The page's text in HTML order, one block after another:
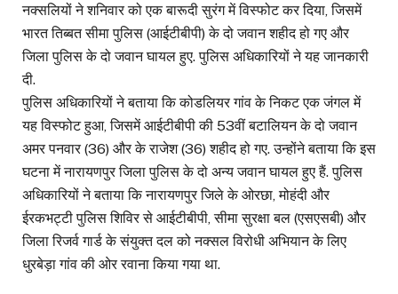
नक्सलियों ने शनिवार को एक बारूदी सुरंग में विस्फोट कर दिया, जिसमें
भारत तिब्बत सीमा पुलिस (आईटीबीपी) के दो जवान शहीद हो गए और
जिला पुलिस के दो जवान घायल हुए. पुलिस अधिकारियों ने यह जानकारी
दी.
पुलिस अधिकारियों ने बताया कि कोडलियर गांव के निकट एक जंगल में
यह विस्फोट हुआ, जिसमें आईटीबीपी की 53वीं बटालियन के दो जवान
अमर पनवार (36) और के राजेश (36) शहीद हो गए. उन्होंने बताया कि इस
घटना में नारायणपुर जिला पुलिस के दो अन्य जवान घायल हुए हैं. पुलिस
अधिकारियों ने बताया कि नारायणपुर जिले के ओरछा, मोहंदी और
ईरकभट्टी पुलिस शिविर से आईटीबीपी, सीमा सुरक्षा बल (एसएसबी) और
जिला रिजर्व गार्ड के संयुक्त दल को नक्सल विरोधी अभियान के लिए
धुरबेड़ा गांव की ओर रवाना किया गया था.